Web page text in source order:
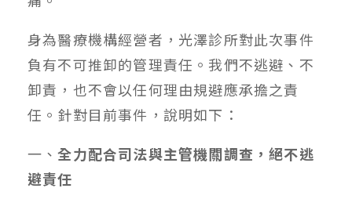
身為醫療機構經營者，光澤診所對此次事件
負有不可推卸的管理責任。我們不逃避、不
卸責，也不會以任何理由規避應承擔之責
任。針對目前事件，說明如下：
一、全力配合司法與主管機關調查，絕不逃
避責任